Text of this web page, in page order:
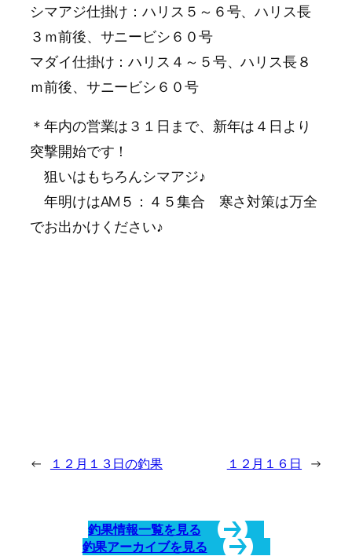
シマアジ仕掛け：ハリス５～６号、ハリス長
３ｍ前後、サニービシ６０号
マダイ仕掛け：ハリス４～５号、ハリス長８
ｍ前後、サニービシ６０号
＊年内の営業は３１日まで、新年は４日より
突撃開始です！
狙いはもちろんシマアジ♪
年明けはAM５：４５集合 寒さ対策は万全
でお出かけください♪
← １２月１３日の釣果 １２月１６日 →
釣果情報一覧を見る
釣果アーカイブを見る